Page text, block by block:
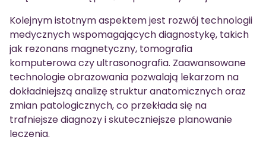
Kolejnym istotnym aspektem jest rozwój technologii
medycznych wspomagających diagnostykę, takich
jak rezonans magnetyczny, tomografia
komputerowa czy ultrasonografia. Zaawansowane
technologie obrazowania pozwalają lekarzom na
dokładniejszą analizę struktur anatomicznych oraz
zmian patologicznych, co przekłada się na
trafniejsze diagnozy i skuteczniejsze planowanie
leczenia.